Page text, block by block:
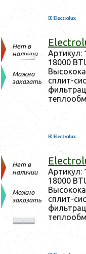
Нет в
наличии
Можно
заказать
Ар­ти­кул:
18000
сплит-
Нет в
наличии
Можно
заказать
Ар­ти­кул:
18000
сплит-